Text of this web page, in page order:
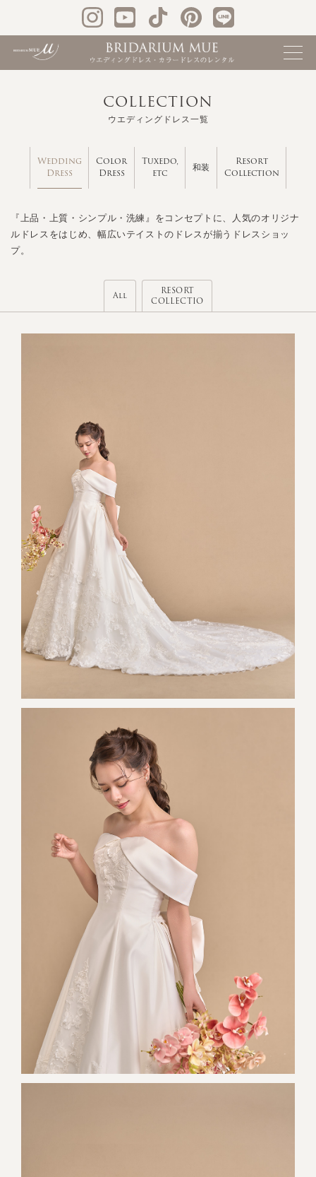
COLLECTION
ウエディングドレス一覧
Wedding
Dress
Color
Dress
Tuxedo,
etc
和装
Resort
Collection
『上品・上質・シンプル・洗練』をコンセプトに、人気のオリジナ
ルドレスをはじめ、幅広いテイストのドレスが揃うドレスショッ
プ。
All
RESORT
COLLECTIO